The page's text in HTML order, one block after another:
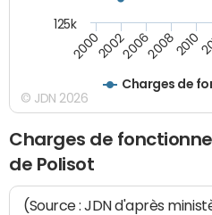
Charges de
20002002200620082010
125k
© JDN 2026
Charges de
de Polisot
(Source : JDN d'après